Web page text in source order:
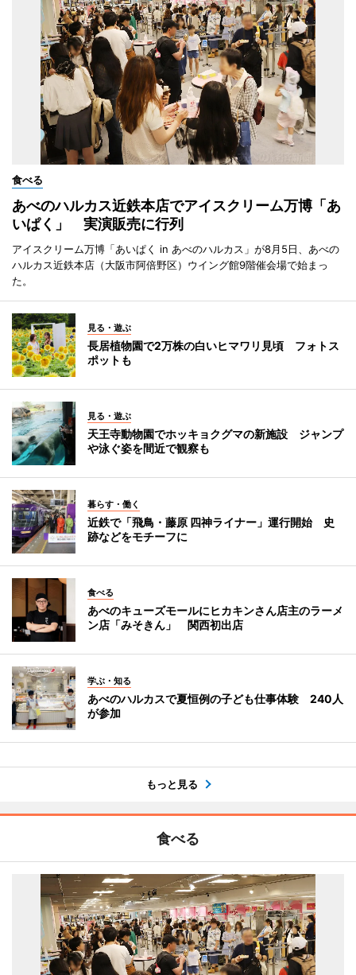
食べる
あべのハルカス近鉄本店でアイスクリーム万博「あ
いぱく」 実演販売に行列
アイスクリーム万博「あいぱく in あべのハルカス」が8月5日、あべの
ハルカス近鉄本店（大阪市阿倍野区）ウイング館9階催会場で始まっ
た。
見る・遊ぶ
長居植物園で2万株の白いヒマワリ見頃 フォトス
ポットも
見る・遊ぶ
天王寺動物園でホッキョクグマの新施設 ジャンプ
や泳ぐ姿を間近で観察も
暮らす・働く
近鉄で「飛鳥・藤原 四神ライナー」運行開始 史
跡などをモチーフに
食べる
あべのキューズモールにヒカキンさん店主のラーメ
ン店「みそきん」 関西初出店
学ぶ・知る
あべのハルカスで夏恒例の子ども仕事体験 240人
が参加
もっと見る
食べる